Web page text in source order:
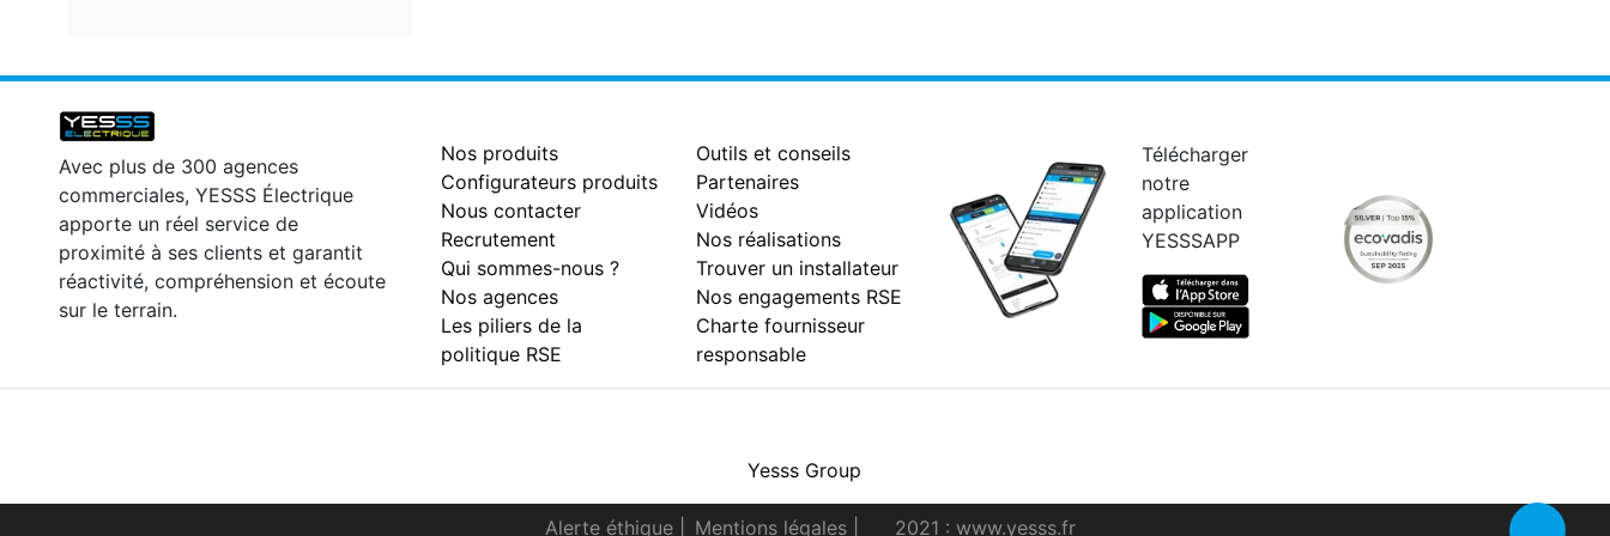
Retour en
Avec plus de 300 agences
commerciales, YESSS Électrique
apporte un réel service de
proximité à ses clients et garantit
réactivité, compréhension et écoute
sur le terrain.
Nos produits
Configurateurs produits
Nous contacter
Recrutement
Qui sommes-nous ?
Nos agences
Les piliers de la
politique RSE
Outils et conseils
Partenaires
Vidéos
Nos réalisations
Trouver un installateur
Nos engagements RSE
Charte fournisseur
responsable
Télécharger
notre
application
YESSSAPP
Yesss Group
Alerte éthique Mentions légales 2021 : www.yesss.fr